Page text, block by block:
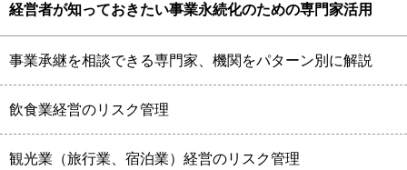
経営者が知っておきたい事業永続化のための専門家活用
事業承継を相談できる専門家、機関をパターン別に解説
飲食業経営のリスク管理
観光業（旅行業、宿泊業）経営のリスク管理